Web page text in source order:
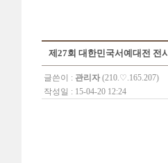
제27회 대한민국서예대전 전시
글쓴이 : 관리자 (210.♡.165.207)
작성일 : 15-04-20 12:24